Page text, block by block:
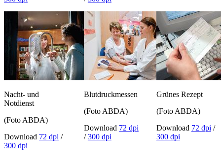
Nacht- und
Notdienst
(Foto ABDA)
Download 72 dpi /
300 dpi
Blutdruckmessen
(Foto ABDA)
Download 72 dpi
/300 dpi
Grünes Rezept
(Foto ABDA)
Download 72 dpi /
300 dpi